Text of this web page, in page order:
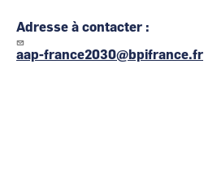
Adresse à contacter :
aap-france2030@bpifrance.fr